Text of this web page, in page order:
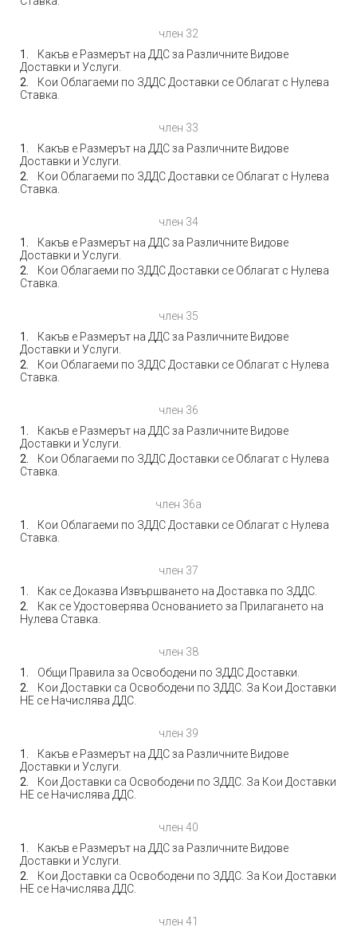
член 32
Какъв е Размерът на ДДС за Различните Видове
Доставки и Услуги.
Кои Облагаеми по ЗДДС Доставки се Облагат с Нулева
Ставка.
член 33
Какъв е Размерът на ДДС за Различните Видове
Доставки и Услуги.
Кои Облагаеми по ЗДДС Доставки се Облагат с Нулева
Ставка.
член 34
Какъв е Размерът на ДДС за Различните Видове
Доставки и Услуги.
Кои Облагаеми по ЗДДС Доставки се Облагат с Нулева
Ставка.
член 35
Какъв е Размерът на ДДС за Различните Видове
Доставки и Услуги.
Кои Облагаеми по ЗДДС Доставки се Облагат с Нулева
Ставка.
член 36
Какъв е Размерът на ДДС за Различните Видове
Доставки и Услуги.
Кои Облагаеми по ЗДДС Доставки се Облагат с Нулева
Ставка.
член 36а
Кои Облагаеми по ЗДДС Доставки се Облагат с Нулева
Ставка.
член 37
Как се Доказва Извършването на Доставка по ЗДДС.
Как се Удостоверява Основанието за Прилагането на
Нулева Ставка.
член 38
Общи Правила за Освободени по ЗДДС Доставки.
Кои Доставки са Освободени по ЗДДС. За Кои Доставки
НЕ се Начислява ДДС.
член 39
Какъв е Размерът на ДДС за Различните Видове
Доставки и Услуги.
Кои Доставки са Освободени по ЗДДС. За Кои Доставки
НЕ се Начислява ДДС.
член 40
Какъв е Размерът на ДДС за Различните Видове
Доставки и Услуги.
Кои Доставки са Освободени по ЗДДС. За Кои Доставки
НЕ се Начислява ДДС.
член 41